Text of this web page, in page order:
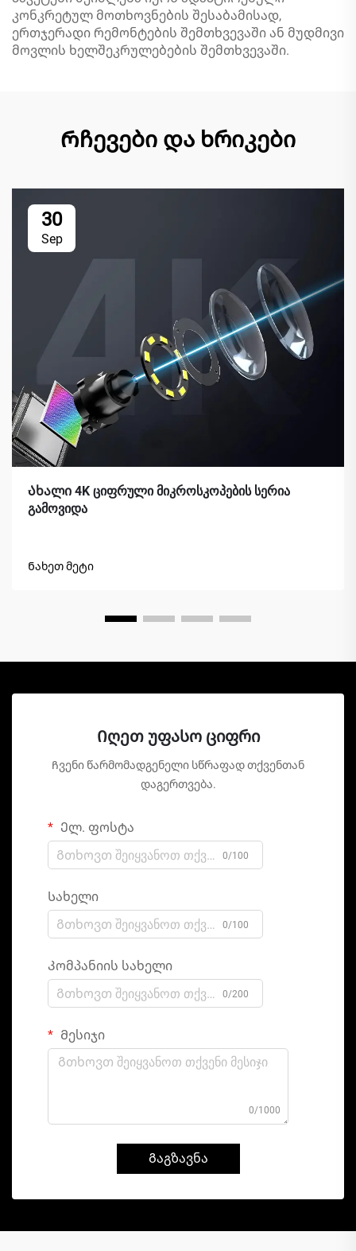
კონკრეტულ მოთხოვნების შესაბამისად,
ერთჯერადი რემონტების შემთხვევაში ან მუდმივი
მოვლის ხელშეკრულებების შემთხვევაში.
Რჩევები და ხრიკები
30
Sep
Ახალი 4K ციფრული მიკროსკოპების სერია
გამოვიდა
Ნახეთ მეტი
Იღეთ უფასო ციფრი
Ჩვენი წარმომადგენელი სწრაფად თქვენთან
დაგერთვება.
Ელ. ფოსტა
0/100
Სახელი
0/100
Კომპანიის სახელი
0/200
Მესიჯი
0/1000
Გაგზავნა